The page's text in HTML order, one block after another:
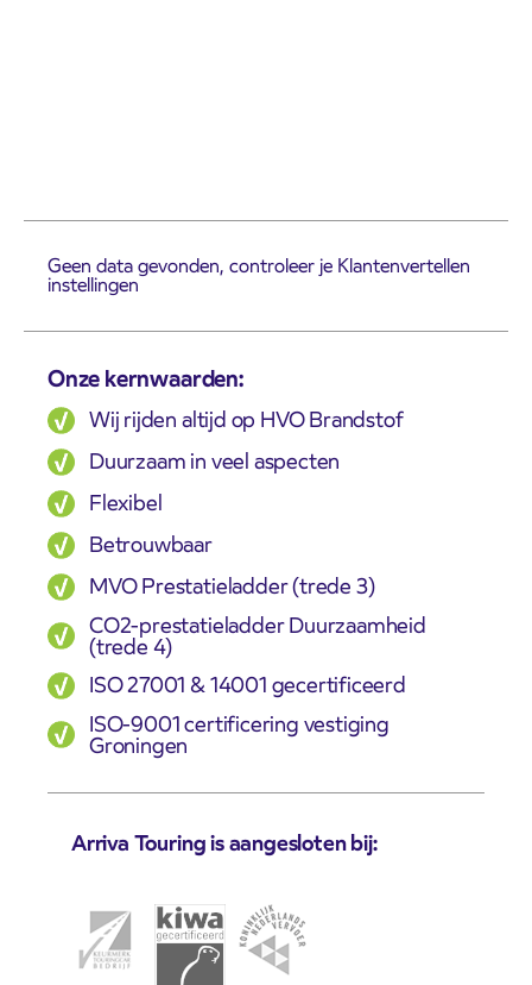
Geen data gevonden, controleer je Klantenvertellen
instellingen
Onze kernwaarden:
Wij rijden altijd op HVO Brandstof
Duurzaam in veel aspecten
Flexibel
Betrouwbaar
MVO Prestatieladder (trede 3)
CO2-prestatieladder Duurzaamheid
(trede 4)
ISO 27001 & 14001 gecertificeerd
ISO-9001 certificering vestiging
Groningen
Arriva Touring is aangesloten bij: